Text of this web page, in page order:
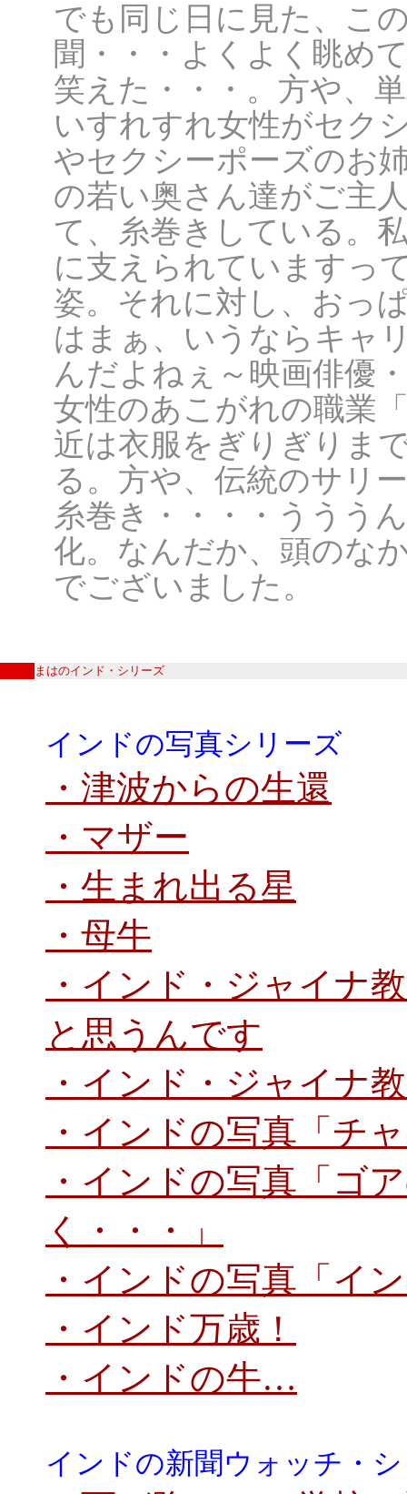
でも同じ日に見た、こ
聞・・・よくよく眺め
笑えた・・・。方や、
いすれすれ女性がセク
やセクシーポーズのお
の若い奥さん達がご主
て、糸巻きしている。
に支えられていますっ
姿。それに対し、おっ
はまぁ、いうならキャ
んだよねぇ～映画俳優
女性のあこがれの職業
近は衣服をぎりぎりま
る。方や、伝統のサリ
糸巻き・・・・ううう
化。なんだか、頭のな
でございました。
まはのインド・シリーズ
インドの写真シリーズ
・津波からの生還
・マザー
・生まれ出る星
・母牛
・インド・ジャイナ
と思うんです
・インド・ジャイナ
・インドの写真「チ
・インドの写真「ゴ
く・・・」
・インドの写真「イ
・インド万歳！
・インドの牛…
インドの新聞ウォッチ・